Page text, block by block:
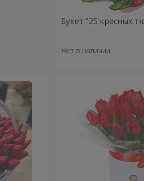
Букет "25 красных
Нет в наличии